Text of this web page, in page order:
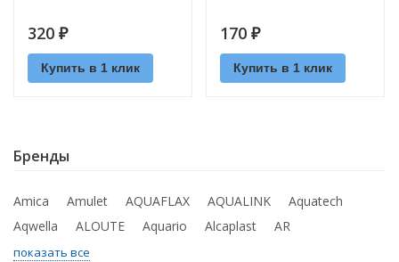
320 ₽
Купить в 1 клик
170 ₽
Купить в 1 клик
Бренды
Amica Amulet AQUAFLAX AQUALINK
Aquatech
Aqwella
ALOUTE Aquario Alcaplast AR
показать все